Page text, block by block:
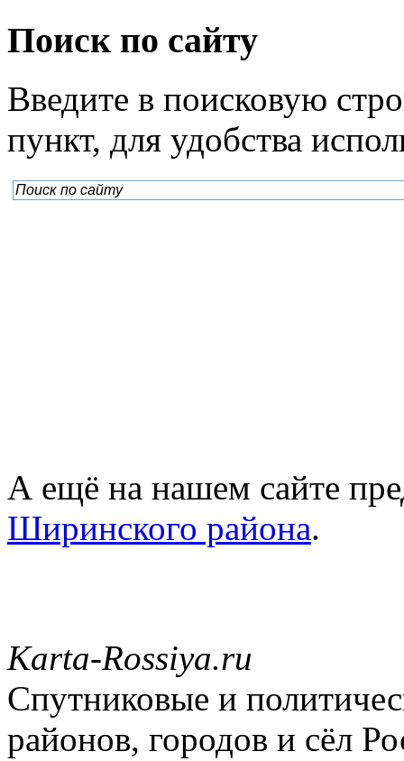
Поиск по сайту
Введите в поисковую
пункт, для удобства
А ещё на нашем сайте
Ширинского района.
Karta-Rossiya.ru
Спутниковые и
районов, городов и сёл